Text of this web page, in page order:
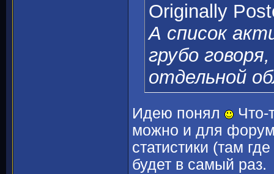
Originally
А список
грубо
отдельной
Идею понял
Что-
можно и для
статистики (там
будет в самый раз.